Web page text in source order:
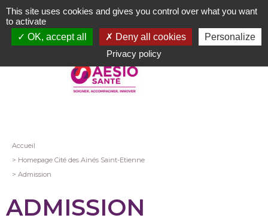
Aller
au
contenu
Fil
d'Ariane
Accueil
Homepage Cité des Ainés Saint-Etienne
Admission
ADMISSION
This site uses cookies and gives you control over what you want
to activate
OK, accept all
Deny all cookies
Personalize
Privacy policy